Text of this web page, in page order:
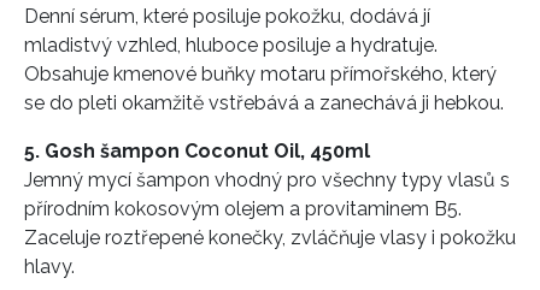
Denní sérum, které posiluje pokožku, dodává jí
mladistvý vzhled, hluboce posiluje a hydratuje.
Obsahuje kmenové buňky motaru přímořského, který
se do pleti okamžitě vstřebává a zanechává ji hebkou.
5. Gosh šampon Coconut Oil, 450ml
Jemný mycí šampon vhodný pro všechny typy vlasů s
přírodním kokosovým olejem a provitaminem B5.
Zaceluje roztřepené konečky, zvláčňuje vlasy i pokožku
hlavy.